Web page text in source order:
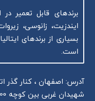
برندهای قابل تعمیر
ایندزیت، زانوسی،
بسیاری از برندهای
است.
شهیدان غربی بین کوچه 100 و 102